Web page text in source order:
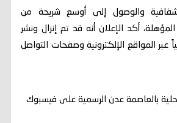
والوصول إلى أوسع شريحة من
أكد الإعلان أنه قد تم إنزال ونشر
عبر المواقع الإلكترونية وصفحات التواصل